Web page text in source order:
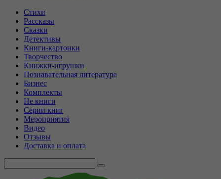
Стихи
Рассказы
Сказки
Детективы
Книги-картонки
Творчество
Книжки-игрушки
Познавательная литература
Бизнес
Комплекты
Не книги
Серии книг
Мероприятия
Видео
Отзывы
Доставка и оплата